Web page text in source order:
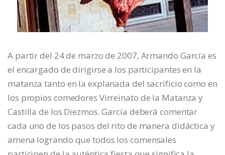
A partir del 24 de marzo de 2007, Armando García es
el encargado de dirigirse a los participantes en la
matanza tanto en la explanada del sacrificio como en
los propios comedores Virreinato de la Matanza y
Castilla de los Diezmos. García deberá comentar
cada uno de los pasos del rito de manera didáctica y
amena logrando que todos los comensales